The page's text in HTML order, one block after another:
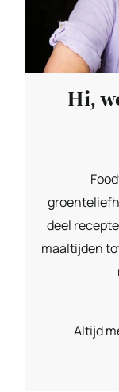
Hi,
deel
maaltijden
Altijd